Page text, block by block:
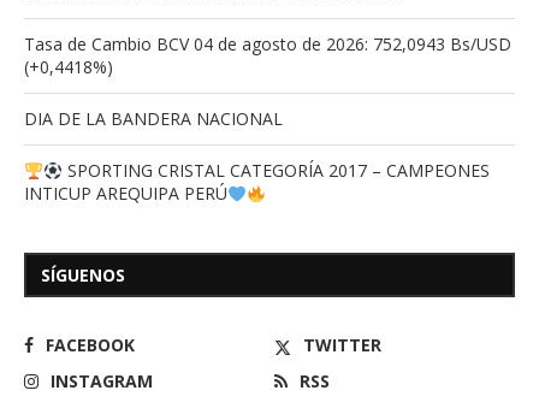
Tasa de Cambio BCV 04 de agosto de 2026: 752,0943 Bs/USD
(+0,4418%)
DIA DE LA BANDERA NACIONAL
SPORTING CRISTAL CATEGORÍA 2017 – CAMPEONES
INTICUP AREQUIPA PERÚ
SÍGUENOS
FACEBOOK
TWITTER
INSTAGRAM
RSS